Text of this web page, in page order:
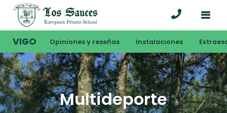
VIGO Opiniones y reseñas Instalaciones
Multideporte